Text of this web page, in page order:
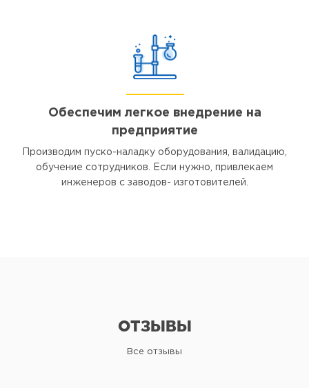
Обеспечим легкое внедрение на
предприятие
Производим пуско-наладку оборудования, валидацию,
обучение сотрудников. Если нужно, привлекаем
инженеров с заводов- изготовителей.
ОТЗЫВЫ
Все отзывы